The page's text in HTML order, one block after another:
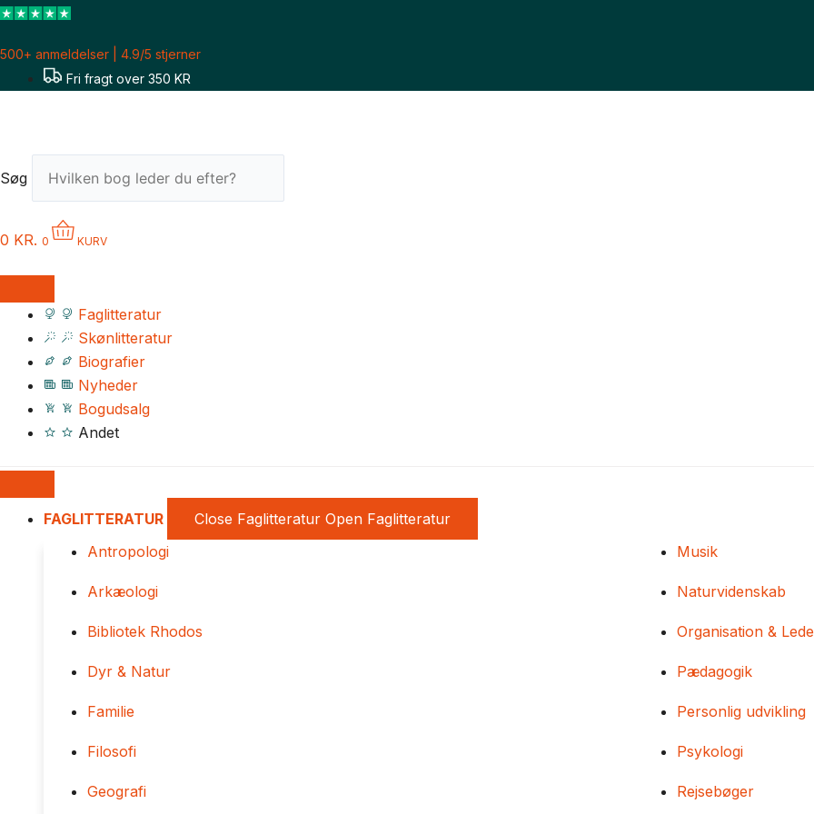
Gå
indholdet
500+ anmeldelser | 4.9/5 stjerner
Fri fragt over 350 KR
Søg
0 KR. 0 KURV
Faglitteratur
Skønlitteratur
Biografier
Nyheder
Bogudsalg
Andet
FAGLITTERATUR Close Faglitteratur Open Faglitteratur
Antropologi
Arkæologi
Bibliotek Rhodos
Dyr & Natur
Familie
Filosofi
Geografi
Musik
Naturvidenskab
Organisation &
Pædagogik
Personlig udvikling
Psykologi
Rejsebøger